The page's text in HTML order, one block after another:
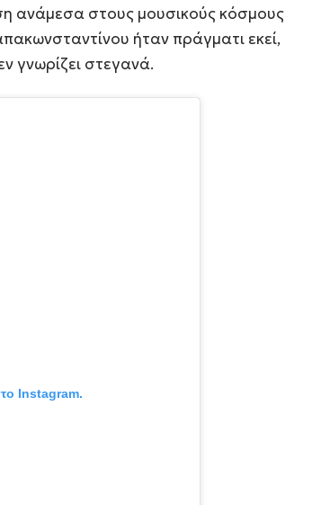
ανάμεσα στους μουσικούς κόσμους
ήταν πράγματι εκεί,
γνωρίζει στεγανά.
Instagram.